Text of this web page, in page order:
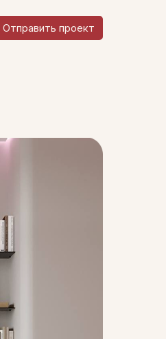
Отправить проект